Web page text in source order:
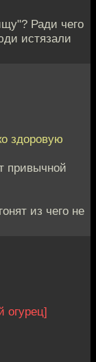
Ради чего
истязали
здоровую
привычной
из чего не
огурец]